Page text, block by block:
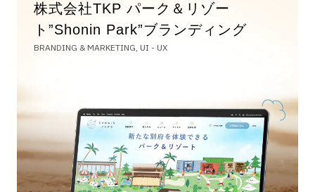
株式会社TKP パーク＆リゾー
ト”Shonin Park”ブランディング
BRANDING & MARKETING, UI - UX